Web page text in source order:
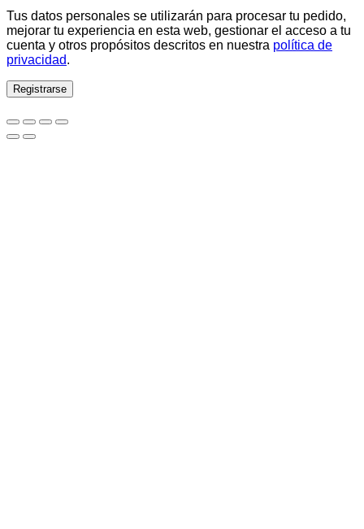
Tus datos personales se utilizarán para procesar tu pedido,
mejorar tu experiencia en esta web, gestionar el acceso a tu
cuenta y otros propósitos descritos en nuestra política de
privacidad.
Registrarse